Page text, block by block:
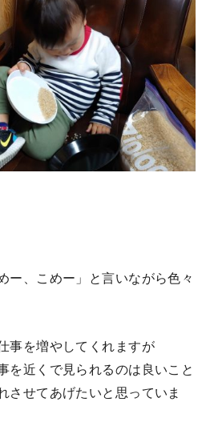
ー、こめー」と言いながら色々
事を増やしてくれますが
を近くで見られるのは良いこと
させてあげたいと思っていま